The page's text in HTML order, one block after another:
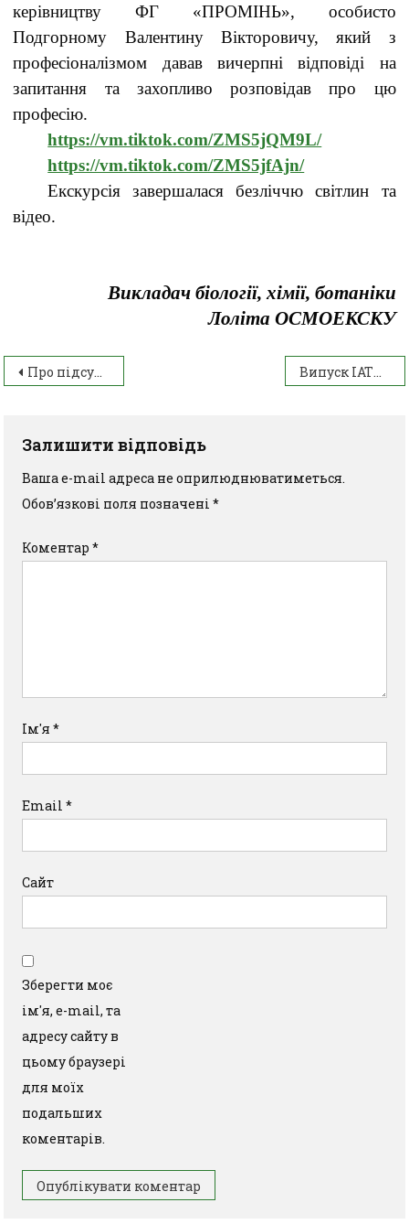
керівництву ФГ «ПРОМІНЬ», особисто
Подгорному Валентину Вікторовичу, який з
професіоналізмом давав вичерпні відповіді на
запитання та захопливо розповідав про цю
професію.
https://vm.tiktok.com/ZMS5jQM9L/
https://vm.tiktok.com/ZMS5jfAjn/
Екскурсія завершалася безліччю світлин та
відео.
Викладач біології, хімії, ботаніки
Лоліта ОСМОЕКСКУ
Про підсумки огляду-конкурсу кабінетів соціальних дисциплін Випуск ІАТФК 2025
Залишити відповідь
Ваша e-mail адреса не оприлюднюватиметься.
Обов’язкові поля позначені*
Коментар*
Ім'я*
Email*
Сайт
Зберегти моє
ім'я, e-mail, та
адресу сайту в
цьому браузері
для моїх
подальших
коментарів.